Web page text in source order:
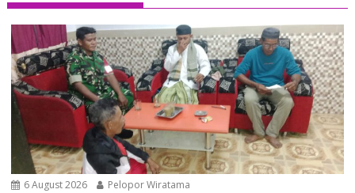
6 August 2026 Pelopor Wiratama